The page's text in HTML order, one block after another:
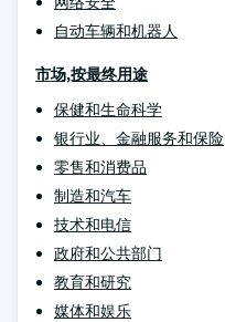
自动车辆和机器人
市场,按最终用途
保健和生命科学
银行业、金融服务和保险
零售和消费品
制造和汽车
技术和电信
政府和公共部门
教育和研究
媒体和娱乐